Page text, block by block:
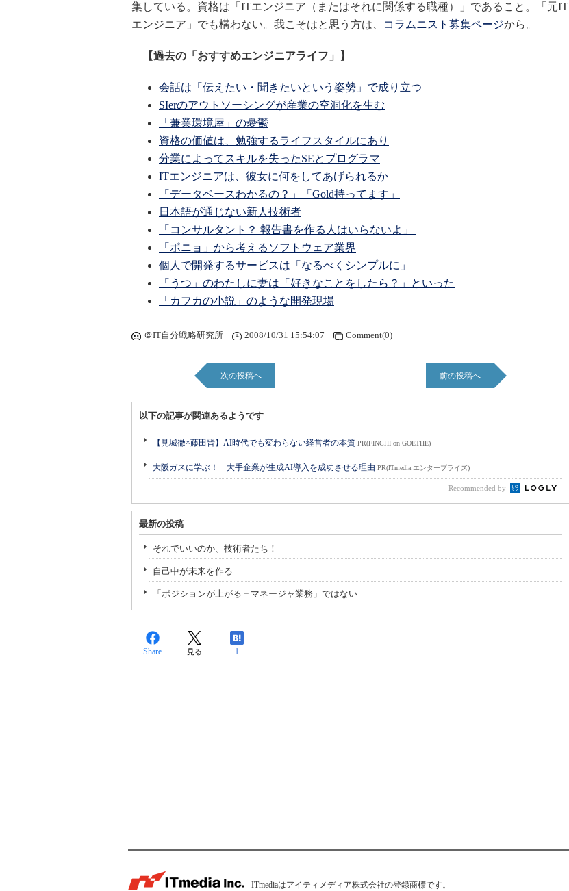
集している。資格は「ITエンジニア（またはそれに関係する職種）」であること。「元IT
エンジニア」でも構わない。我こそはと思う方は、
コラムニスト募集ページから。
【過去の「おすすめエンジニアライフ」】
会話は「伝えたい・聞きたいという姿勢」で成り立つ
SIerのアウトソーシングが産業の空洞化を生む
「兼業環境屋」の憂鬱
資格の価値は、勉強するライフスタイルにあり
分業によってスキルを失ったSEとプログラマ
ITエンジニアは、彼女に何をしてあげられるか
「データベースわかるの？」「Gold持ってます」
日本語が通じない新人技術者
「コンサルタント？ 報告書を作る人はいらないよ」
「ポニョ」から考えるソフトウェア業界
個人で開発するサービスは「なるべくシンプルに」
「うつ」のわたしに妻は「好きなことをしたら？」といった
「カフカの小説」のような開発現場
＠IT自分戦略研究所 2008/10/31 15:54:07 Comment(0)
次の投稿へ 前の投稿へ
以下の記事が関連あるようです
【見城徹×藤田晋】AI時代でも変わらない経営者の本質 PR(FINCHI on GOETHE)
大阪ガスに学ぶ！ 大手企業が生成AI導入を成功させる理由 PR(ITmedia エンタープライズ)
Recommended by
最新の投稿
それでいいのか、技術者たち！
自己中が未来を作る
「ポジションが上がる＝マネージャ業務」ではない
Share 見る 1
ITmediaはアイティメディア株式会社の登録商標です。